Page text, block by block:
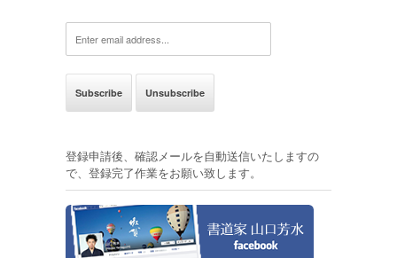
登録申請後、確認メールを自動送信いたしますの
で、登録完了作業をお願い致します。